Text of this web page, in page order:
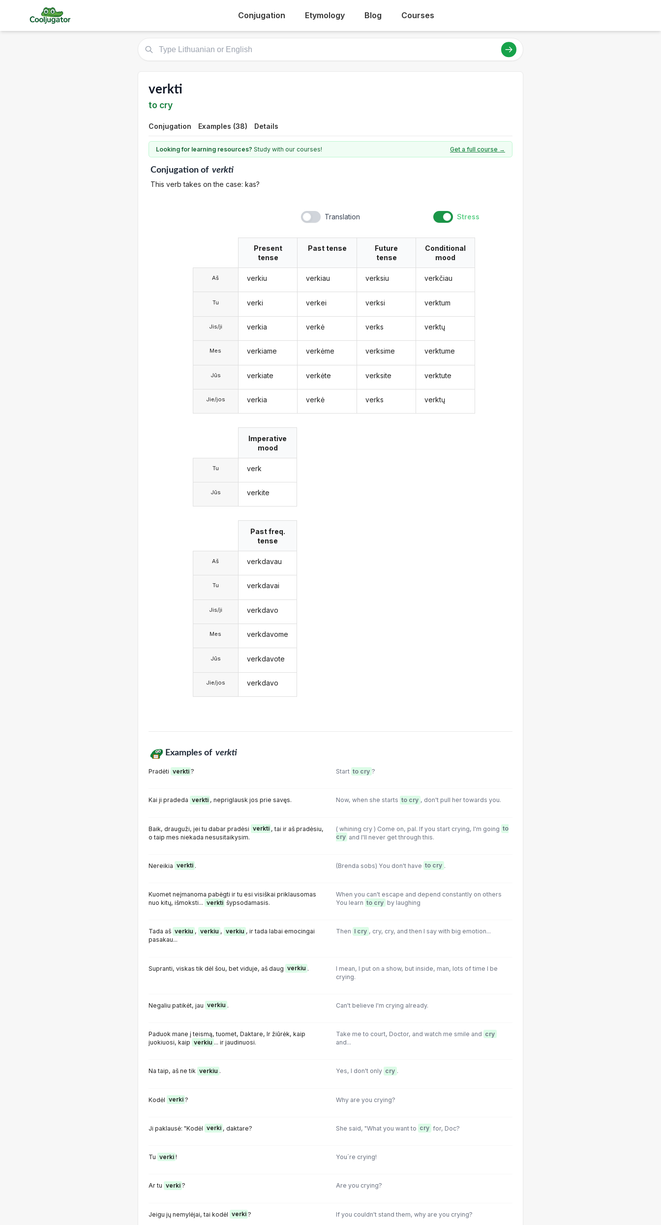
Conjugation Etymology Blog Courses
verkti
to cry
Conjugation Examples (38) Details
Looking for learning resources? Study with our courses! Get a full course →
Conjugationof verkti
This verb takes on the case: kas?
Translation Stress
Aš
Tu
Jis/ji
Mes
Jūs
Jie/jos
Present
tense
verkiu
verki
verkia
verkiame
verkiate
verkia
Past tense
verkiau
verkei
verkė
verkėme
verkėte
verkė
Future
tense
verksiu
verksi
verks
verksime
verksite
verks
Conditional
mood
verkčiau
verktum
verktų
verktume
verktute
verktų
Tu
Jūs
Imperative
mood
verk
verkite
Aš
Tu
Jis/ji
Mes
Jūs
Jie/jos
Past freq.
tense
verkdavau
verkdavai
verkdavo
verkdavome
verkdavote
verkdavo
Examples of verkti
Pradėti verkti ? Start to cry ?
Kai ji pradeda verkti , nepriglausk jos prie savęs. Now, when she starts to cry , don't pull her towards you.
Baik, drauguži, jei tu dabar pradėsi verkti , tai ir aš pradėsiu,
o taip mes niekada nesusitaikysim.
( whining cry ) Come on, pal. If you start crying, I'm going to
cry and I'll never get through this.
Nereikia verkti . (Brenda sobs) You don't have to cry .
Kuomet neįmanoma pabėgti ir tu esi visiškai priklausomas
nuo kitų, išmoksti... verkti šypsodamasis.
When you can't escape and depend constantly on others
You learn to cry by laughing
Tada aš verkiu , verkiu , verkiu , ir tada labai emocingai
pasakau...
Then I cry , cry, cry, and then I say with big emotion...
Supranti, viskas tik dėl šou, bet viduje, aš daug verkiu .
I mean, I put on a show, but inside, man, lots of time I be
crying.
Negaliu patikėt, jau verkiu . Can't believe I'm crying already.
Paduok mane į teismą, tuomet, Daktare, Ir žiūrėk, kaip
juokiuosi, kaip verkiu ... ir jaudinuosi.
Take me to court, Doctor, and watch me smile and cry
and...
Na taip, aš ne tik verkiu . Yes, I don't only cry .
Kodėl verki ? Why are you crying?
Ji paklausė: "Kodėl verki , daktare? She said, "What you want to cry for, Doc?
Tu verki ! You´re crying!
Ar tu verki ? Are you crying?
Jeigu jų nemylėjai, tai kodėl verki ? If you couldn't stand them, why are you crying?